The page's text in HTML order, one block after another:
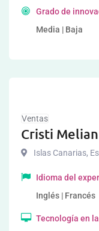
Grado de
Media | Baja
Ventas
Cristi
Islas Canarias,
Idioma del
Inglés | Francés
Tecnología en